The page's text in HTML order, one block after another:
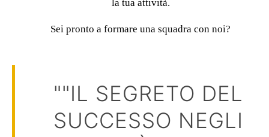
la tua attività.
Sei pronto a formare una squadra con noi?
""IL SEGRETO DEL
SUCCESSO NEGLI